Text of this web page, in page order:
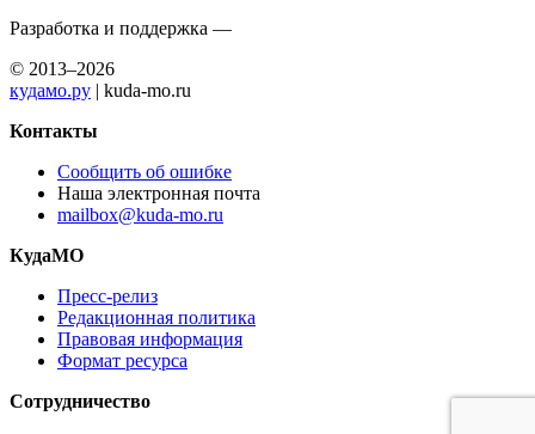
Разработка и поддержка —
© 2013–2026
кудамо.ру | kuda-mo.ru
Контакты
Сообщить об ошибке
Наша электронная почта
mailbox@kuda-mo.ru
КудаМО
Пресс-релиз
Редакционная политика
Правовая информация
Формат ресурса
Сотрудничество